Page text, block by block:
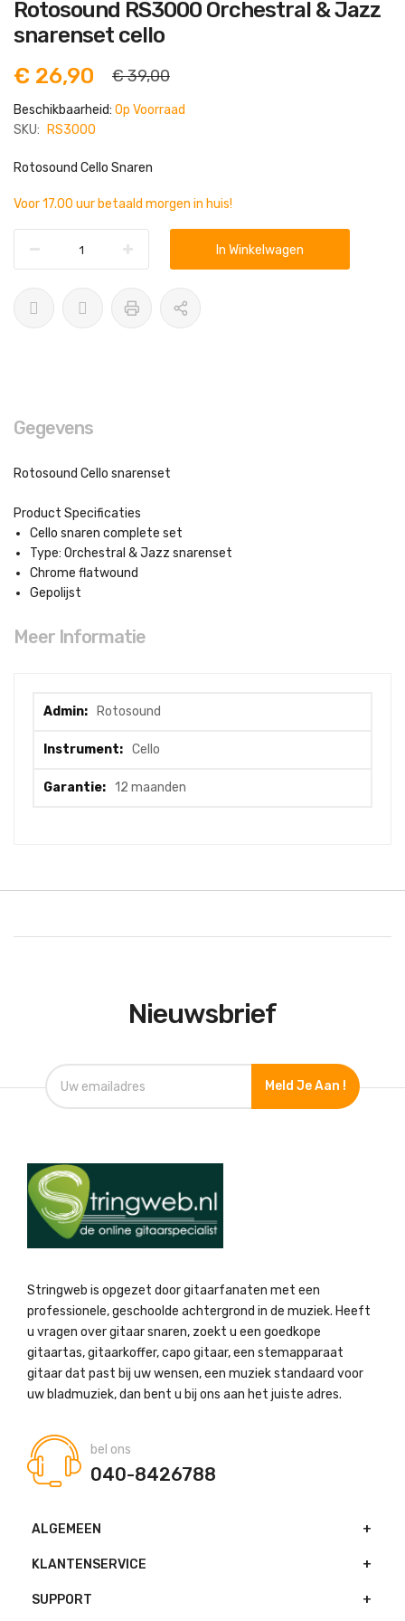
naar
het
begin
de
afbeeldingen-
Rotosound RS3000 Orchestral & Jazz
snarenset cello
€ 26,90
€ 39,00
Beschikbaarheid: Op Voorraad
SKU:
RS3000
Rotosound Cello Snaren
Voor 17.00 uur betaald morgen in huis!
In Winkelwagen
Gegevens
Rotosound Cello snarenset
Product Specificaties
Cello snaren complete set
Type: Orchestral & Jazz snarenset
Chrome flatwound
Gepolijst
Meer Informatie
informatie
Rotosound
Cello
12 maanden
Nieuwsbrief
Meld Je Aan !
Stringweb is opgezet door gitaarfanaten met een
professionele, geschoolde achtergrond in de muziek. Heeft
u vragen over gitaar snaren, zoekt u een goedkope
gitaartas, gitaarkoffer, capo gitaar, een stemapparaat
gitaar dat past bij uw wensen, een muziek standaard voor
uw bladmuziek, dan bent u bij ons aan het juiste adres.
bel ons
040-8426788
ALGEMEEN
KLANTENSERVICE
SUPPORT